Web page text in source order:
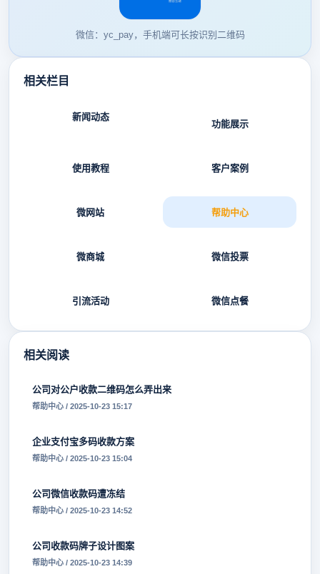
微信：yc_pay，手机端可长按识别二维码
相关栏目
新闻动态
功能展示
使用教程 客户案例
微网站 帮助中心
微商城 微信投票
引流活动 微信点餐
相关阅读
公司对公户收款二维码怎么弄出来
帮助中心 / 2025-10-23 15:17
企业支付宝多码收款方案
帮助中心 / 2025-10-23 15:04
公司微信收款码遭冻结
帮助中心 / 2025-10-23 14:52
公司收款码牌子设计图案
帮助中心 / 2025-10-23 14:39